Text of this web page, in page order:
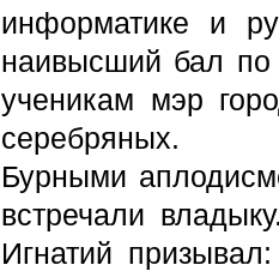
информатике и
наивысший бал по
ученикам мэр
серебряных.
Бурными
встречали
Игнатий